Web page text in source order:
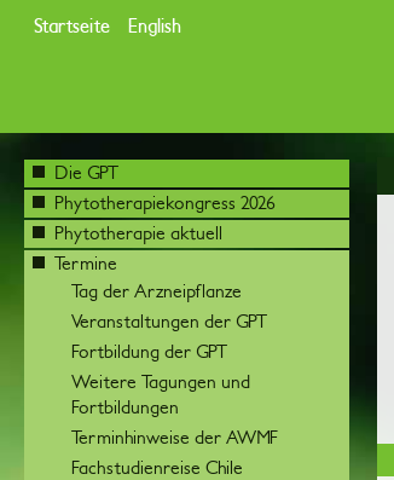
Startseite English
Die GPT
Phytotherapiekongress 2026
Phytotherapie aktuell
Termine
Tag der Arzneipflanze
Veranstaltungen der GPT
Fortbildung der GPT
Weitere Tagungen und
Fortbildungen
Terminhinweise der AWMF
Fachstudienreise Chile